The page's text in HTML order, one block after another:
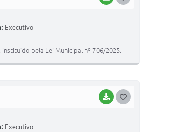
Executivo
pela Lei Municipal nº 706/2025.
BAIXAR
Executivo